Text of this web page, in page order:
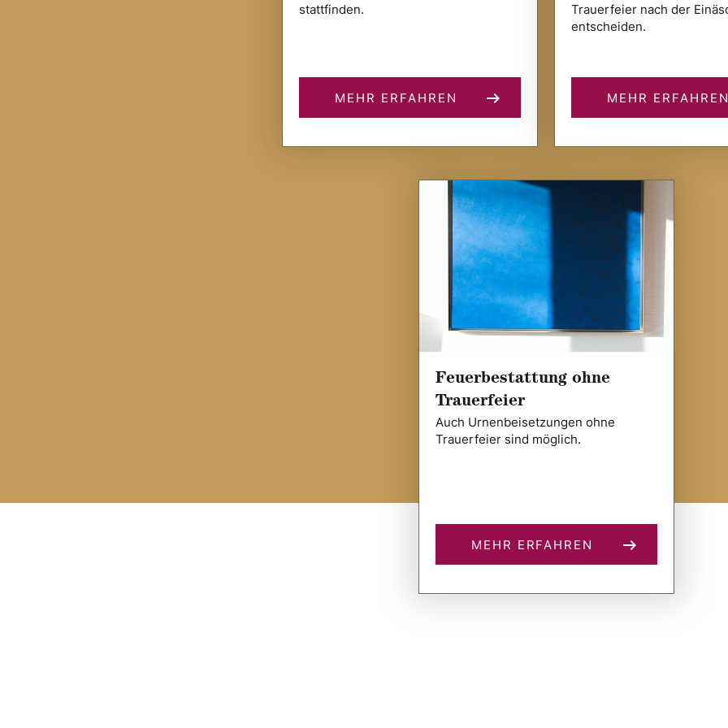
stattfinden.
MEHR ERFAHREN
Trauerfeier nach der
entscheiden.
MEHR ERFAHREN
Feuerbestattung ohne
Trauerfeier
Auch Urnenbeisetzungen ohne
Trauerfeier sind möglich.
MEHR ERFAHREN